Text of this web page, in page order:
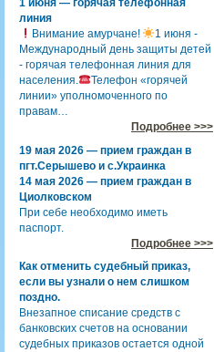
1 июня — горячая телефонная
линия
Внимание амурчане!
1 июня -
Международный день защиты детей
- горячая телефонная линия для
населения.
Телефон «горячей
линии» уполномоченного по
правам…
Подробнее >>>
19 мая 2026 — прием граждан в
пгт.Серышево и с.Украинка
14 мая 2026 — прием граждан в
Циолковском
При себе необходимо иметь
паспорт.
Подробнее >>>
Как отменить судебный приказ,
если вы узнали о нем слишком
поздно.
Внезапное списание средств с
банковских счетов на основании
судебных приказов остается одной